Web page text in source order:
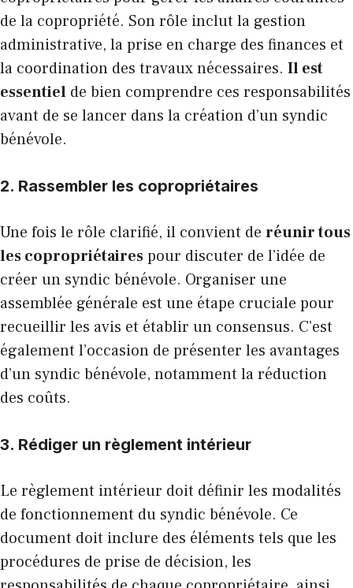
de la copropriété. Son rôle inclut la gestion
administrative, la prise en charge des finances et
la coordination des travaux nécessaires. Il est
essentiel de bien comprendre ces responsabilités
avant de se lancer dans la création d’un syndic
bénévole.
2. Rassembler les copropriétaires
Une fois le rôle clarifié, il convient de réunir tous
les copropriétairespour discuter de l’idée de
créer un syndic bénévole. Organiser une
assemblée générale est une étape cruciale pour
recueillir les avis et établir un consensus. C’est
également l’occasion de présenter les avantages
d’un syndic bénévole, notamment la réduction
des coûts.
3. Rédiger un règlement intérieur
Le règlement intérieur doit définir les modalités
de fonctionnement du syndic bénévole. Ce
document doit inclure des éléments tels que les
procédures de prise de décision, les